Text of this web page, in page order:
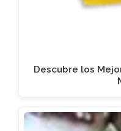
Descubre los